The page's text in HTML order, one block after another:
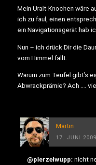
Mein Uralt-Knochen wäre
ich zu faul, einen
ein Navigationsgerät hab
Nun – ich drück Dir die
vom Himmel fällt.
Warum zum Teufel gibt’s
Abwrackprämie? Ach ….
Martin
17. JUNI
@plerzelwupp: nicht